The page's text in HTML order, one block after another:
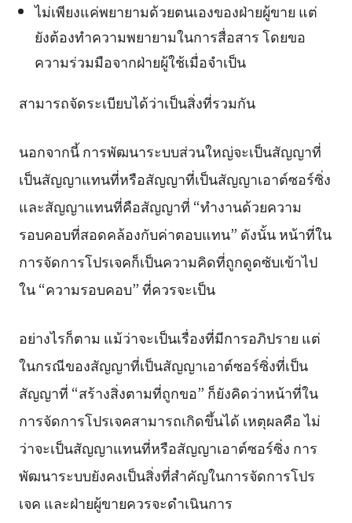
ไม่เพียงแค่พยายามด้วยตนเองของฝ่ายผู้ขาย แต่
ยังต้องทำความพยายามในการสื่อสาร โดยขอ
ความร่วมมือจากฝ่ายผู้ใช้เมื่อจำเป็น
สามารถจัดระเบียบได้ว่าเป็นสิ่งที่รวมกัน
นอกจากนี้ การพัฒนาระบบส่วนใหญ่จะเป็นสัญญาที่
เป็นสัญญาแทนที่หรือสัญญาที่เป็นสัญญาเอาต์ซอร์ซิ่ง
และสัญญาแทนที่คือสัญญาที่ “ทำงานด้วยความ
รอบคอบที่สอดคล้องกับค่าตอบแทน” ดังนั้น หน้าที่ใน
การจัดการโปรเจคก็เป็นความคิดที่ถูกดูดซับเข้าไป
ใน “ความรอบคอบ” ที่ควรจะเป็น
อย่างไรก็ตาม แม้ว่าจะเป็นเรื่องที่มีการอภิปราย แต่
ในกรณีของสัญญาที่เป็นสัญญาเอาต์ซอร์ซิ่งที่เป็น
สัญญาที่ “สร้างสิ่งตามที่ถูกขอ” ก็ยังคิดว่าหน้าที่ใน
การจัดการโปรเจคสามารถเกิดขึ้นได้ เหตุผลคือ ไม่
ว่าจะเป็นสัญญาแทนที่หรือสัญญาเอาต์ซอร์ซิ่ง การ
พัฒนาระบบยังคงเป็นสิ่งที่สำคัญในการจัดการโปร
เจค และฝ่ายผู้ขายควรจะดำเนินการ